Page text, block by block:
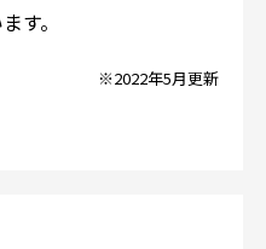
す。
※2022年5月更新